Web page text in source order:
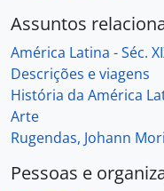
Assuntos
América Latina - Séc.
Descrições e viagens
História da América
Arte
Rugendas, Johann
Pessoas e